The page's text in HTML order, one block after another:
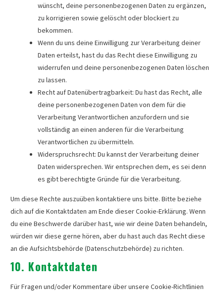
wünscht, deine personenbezogenen Daten zu ergänzen,
zu korrigieren sowie gelöscht oder blockiert zu
bekommen.
Wenn du uns deine Einwilligung zur Verarbeitung deiner
Daten erteilst, hast du das Recht diese Einwilligung zu
widerrufen und deine personenbezogenen Daten löschen
zu lassen.
Recht auf Datenübertragbarkeit: Du hast das Recht, alle
deine personenbezogenen Daten von dem für die
Verarbeitung Verantwortlichen anzufordern und sie
vollständig an einen anderen für die Verarbeitung
Verantwortlichen zu übermitteln.
Widerspruchsrecht: Du kannst der Verarbeitung deiner
Daten widersprechen. Wir entsprechen dem, es sei denn
es gibt berechtigte Gründe für die Verarbeitung.
Um diese Rechte auszuüben kontaktiere uns bitte. Bitte beziehe
dich auf die Kontaktdaten am Ende dieser Cookie-Erklärung. Wenn
du eine Beschwerde darüber hast, wie wir deine Daten behandeln,
würden wir diese gerne hören, aber du hast auch das Recht diese
an die Aufsichtsbehörde (Datenschutzbehörde) zu richten.
10. Kontaktdaten
Für Fragen und/oder Kommentare über unsere Cookie-Richtlinien